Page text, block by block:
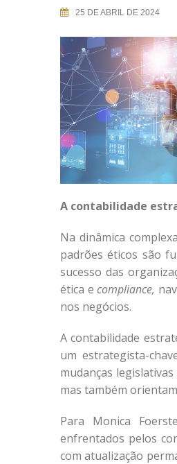
25 DE ABRIL DE 2024
A contabilidade
Na dinâmica
padrões éticos são
sucesso das
ética ecompliance,
nos negócios.
A contabilidade
um estrategista-
mudanças
mas também
Para Monica
enfrentados pelos
com atualização